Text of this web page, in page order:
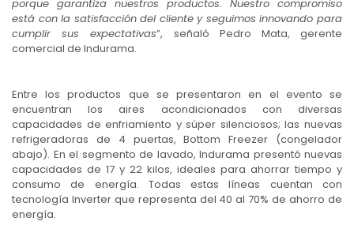
porque garantiza nuestros productos. Nuestro compromiso
está con la satisfacción del cliente y seguimos innovando para
cumplir sus expectativas”, señaló Pedro Mata, gerente
comercial de Indurama.
Entre los productos que se presentaron en el evento se
encuentran los aires acondicionados con diversas
capacidades de enfriamiento y súper silenciosos; las nuevas
refrigeradoras de 4 puertas, Bottom Freezer (congelador
abajo). En el segmento de lavado, Indurama presentó nuevas
capacidades de 17 y 22 kilos, ideales para ahorrar tiempo y
consumo de energía. Todas estas líneas cuentan con
tecnología Inverter que representa del 40 al 70% de ahorro de
energía.